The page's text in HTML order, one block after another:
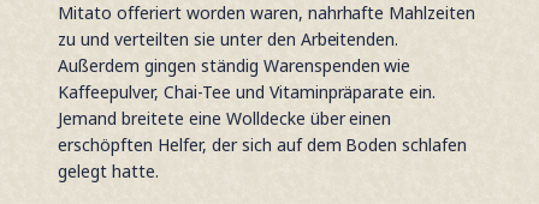
Mitato offeriert worden waren, nahrhafte Mahlzeiten
zu und verteilten sie unter den Arbeitenden.
Außerdem gingen ständig Warenspenden wie
Kaffeepulver, Chai-Tee und Vitaminpräparate ein.
Jemand breitete eine Wolldecke über einen
erschöpften Helfer, der sich auf dem Boden schlafen
gelegt hatte.